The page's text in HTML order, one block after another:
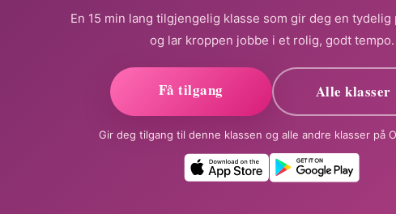
En 15 min lang tilgjengelig klasse som gir deg en tydelig
og lar kroppen jobbe i et rolig, godt tempo.
Få tilgang Alle klasser
Gir deg tilgang til denne klassen og alle andre klasser på